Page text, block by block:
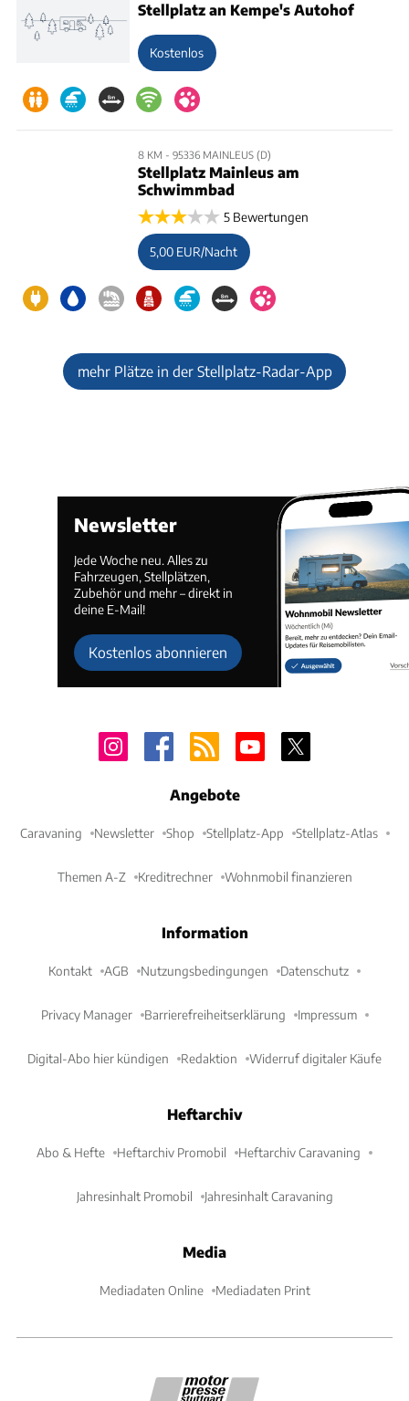
Stellplatz an Kempe's Autohof
Kostenlos
8 KM - 95336 MAINLEUS (D)
Stellplatz Mainleus am
Schwimmbad
5 Bewertungen
5,00 EUR/Nacht
mehr Plätze in der Stellplatz-Radar-App
Newsletter
Jede Woche neu. Alles zu
Fahrzeugen, Stellplätzen,
Zubehör und mehr – direkt in
deine E-Mail!
Kostenlos abonnieren
Angebote
Caravaning Newsletter Shop Stellplatz-App Stellplatz-Atlas
Themen A-Z Kreditrechner Wohnmobil finanzieren
Information
Kontakt AGB Nutzungsbedingungen Datenschutz
Privacy Manager Barrierefreiheitserklärung Impressum
Digital-Abo hier kündigen Redaktion Widerruf digitaler Käufe
Heftarchiv
Abo & Hefte Heftarchiv Promobil Heftarchiv Caravaning
Jahresinhalt Promobil Jahresinhalt Caravaning
Media
Mediadaten Online Mediadaten Print